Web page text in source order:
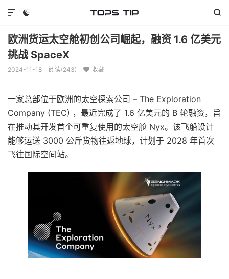
 

欧洲货运太空舱初创公司崛起，融资 1.6 亿美元
挑战 SpaceX
2024-11-18 阅读(243)  收藏
一家总部位于欧洲的太空探索公司 – The Exploration
Company (TEC) ，最近完成了 1.6 亿美元的 B 轮融资，旨
在推动其开发首个可重复使用的太空舱 Nyx。该飞船设计
能够运送 3000 公斤货物往返地球，计划于 2028 年首次
飞往国际空间站。